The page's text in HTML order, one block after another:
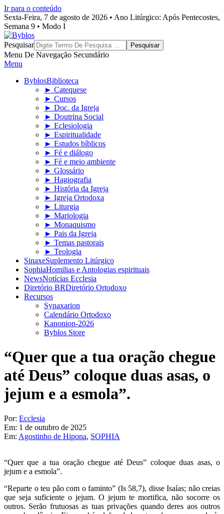
Ir para o conteúdo
Sexta-Feira, 7 de agosto de 2026 • Ano Litúrgico: Após Pentecostes,
Semana 9 • Modo I
Byblos
Pesquisar
Menu De Navegação Secundário
Menu
ByblosBiblioteca
► Catequese
► Cursos
► Doc. da Igreja
► Doutrina Social
► Eclesiologia
► Espiritualidade
► Estudos bíblicos
► Fé e diálogo
► Fé e meio ambiente
► Glossário
► Hagiografia
► História da Igreja
► Igreja Ortodoxa
► Liturgia
► Mariologia
► Monaquismo
► Pais da Igreja
► Temas pastorais
► Teologia
SinaxeSuplemento Litúrgico
SophiaHomilias e Antologias espirituais
NewsNotícias Ecclesia
Diretório BRDiretório Ortodoxo
Recursos
Synaxarion
Calendário Ortodoxo
Kanonion-2026
Byblos Store
“Quer que a tua oração chegue
até Deus” coloque duas asas, o
jejum e a esmola”.
Por: Ecclesia
Em: 1 de outubro de 2025
Em: Agostinho de Hipona, SOPHIA
“Quer que a tua oração chegue até Deus” coloque duas asas, o
jejum e a esmola”.
“Reparte o teu pão com o faminto” (Is 58,7), disse Isaías; não creias
que seja suficiente o jejum. O jejum te mortifica, não socorre os
outros. Serão frutuosas as tuas privações quando deres aos outros